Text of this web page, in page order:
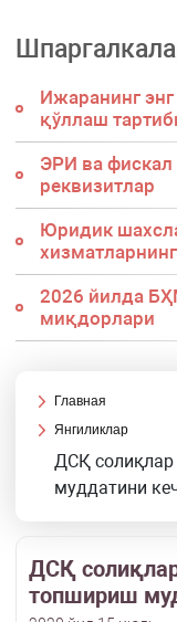
Ижаранинг
қўллаш
ЭРИ ва фискал
реквизитлар
Юридик
2026 йилда
миқдорлари
Главная
Янгиликлар
ДСҚ солиқлар
муддатини
ДСҚ
топшириш